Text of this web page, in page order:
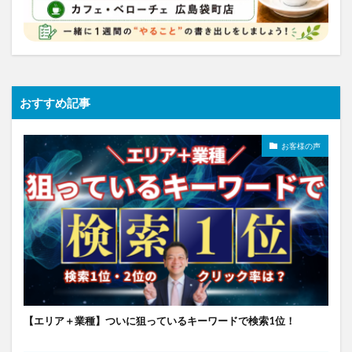
おすすめ記事
お客様の声
【エリア＋業種】ついに狙っているキーワードで検索1位！